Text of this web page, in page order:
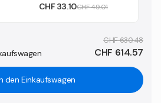
- 18 V ( 195584-2 ) für
CHF 33.10CHF 49.01
CHF 630.48
CHF 614.57
den Einkaufswagen